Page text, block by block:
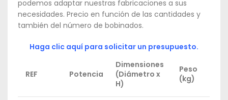
podemos adaptar nuestras fabricaciones a sus
necesidades. Precio en función de las cantidades y
también del número de bobinados.
Haga clic aquí para solicitar un presupuesto.
REF Potencia
Dimensiones
(Diámetro x
H)
Peso
(kg)